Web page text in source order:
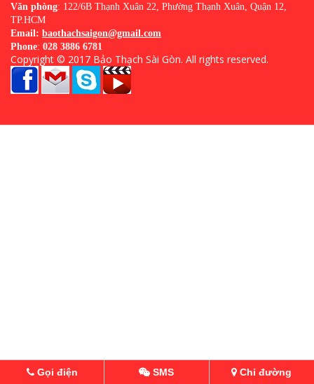
Văn phòng: 122/6B Thạnh Xuân 22, Phường Thạnh Xuân, Quận 12,
TP.HCM
Email: baothachsaigon@gmail.com
Phone: 028 3886 6781
Copyright © 2017 Bảo Thạch Sài Gòn. All rights reserved.
Gọi điện SMS Chỉ đường